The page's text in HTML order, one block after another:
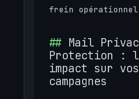
frein
Mail
Protection : l
impact sur vos
campagnes